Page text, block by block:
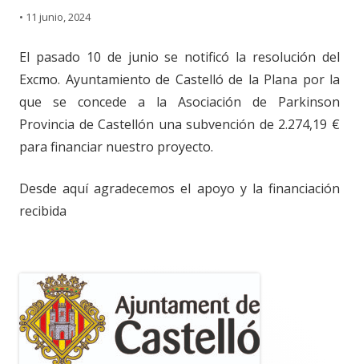
• 11 junio, 2024
El pasado 10 de junio se notificó la resolución del
Excmo. Ayuntamiento de Castelló de la Plana por la
que se concede a la Asociación de Parkinson
Provincia de Castellón una subvención de 2.274,19 €
para financiar nuestro proyecto.
Desde aquí agradecemos el apoyo y la financiación
recibida